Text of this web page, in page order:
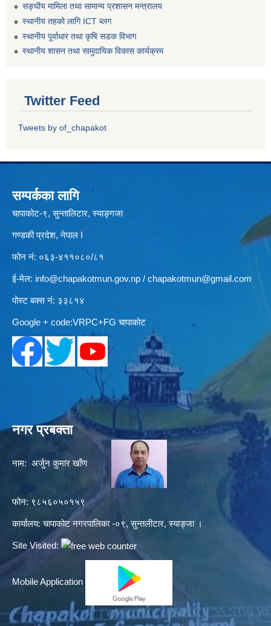
सङ्घीय मामिला तथा सामान्य प्रशासन मन्त्रालय
स्थानीय तहको लागि ICT ब्लग
स्थानीय पूर्वाधार तथा कृषि सडक विभाग
स्थानीय शासन तथा सामुदायिक विकास कार्यक्रम
Twitter Feed
Tweets by of_chapakot
सम्पर्कका लागि
चापाकोट-९, सुन्तालिटार, स्याङ्गजा
गण्डकी प्रदेश, नेपाल I
फोन नं: ०६३-४११०८०/८१
ई-मेल: info@chapakotmun.gov.np / chapakotmun@gmail.com
पोस्ट बक्स नं: ३३८१४
Google + code:VRPC+FG चापाकोट
नगर प्रबक्ता
नाम: अर्जुन कुमार खाँण
फोन: ९८५६०५०१५९
कार्यालय: चापाकोट नगरपालिका -०९, सुन्तलीटार, स्याङ्जा ।
Site Visited:
Mobile Application